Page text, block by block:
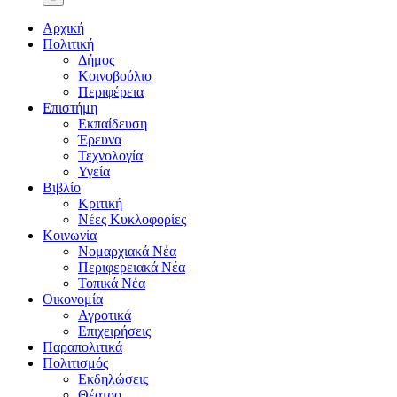
Αρχική
Πολιτική
Δήμος
Κοινοβούλιο
Περιφέρεια
Επιστήμη
Εκπαίδευση
Έρευνα
Τεχνολογία
Υγεία
Βιβλίο
Κριτική
Νέες Κυκλοφορίες
Κοινωνία
Νομαρχιακά Νέα
Περιφερειακά Νέα
Τοπικά Νέα
Οικονομία
Αγροτικά
Επιχειρήσεις
Παραπολιτικά
Πολιτισμός
Εκδηλώσεις